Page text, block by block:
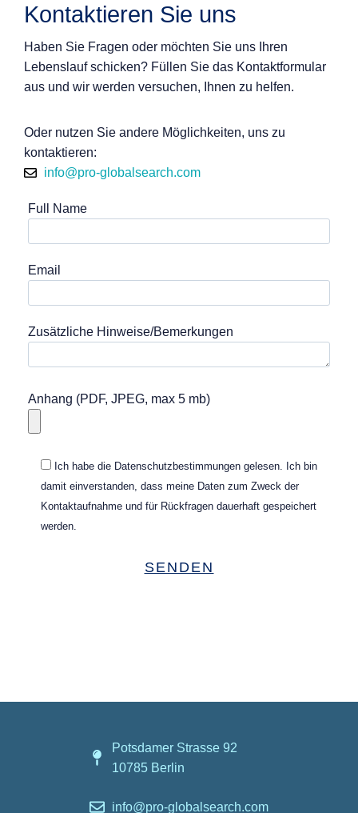
Kontaktieren Sie uns
Haben Sie Fragen oder möchten Sie uns Ihren
Lebenslauf schicken? Füllen Sie das Kontaktformular
aus und wir werden versuchen, Ihnen zu helfen.
Oder nutzen Sie andere Möglichkeiten, uns zu
kontaktieren:
info@pro-globalsearch.com
Full Name
Email
Zusätzliche Hinweise/Bemerkungen
Anhang (PDF, JPEG, max 5 mb)
Ich habe die Datenschutzbestimmungen gelesen. Ich bin
damit einverstanden, dass meine Daten zum Zweck der
Kontaktaufnahme und für Rückfragen dauerhaft gespeichert
werden.
Potsdamer Strasse 92
10785 Berlin
info@pro-globalsearch.com